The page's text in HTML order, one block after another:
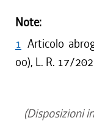
Note:
1 Articolo
oo), L. R. 17/
(Disposizioni